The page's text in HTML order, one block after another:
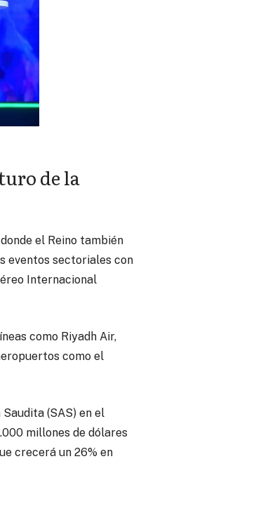
de la
el Reino también
eventos sectoriales con
Internacional
como Riyadh Air,
como el
(SAS) en el
millones de dólares
crecerá un 26% en